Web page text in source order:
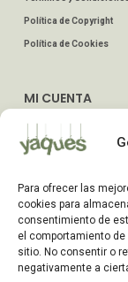
Para ofrecer las
cookies para
consentimiento de
el comportamiento
sitio. No consentir o
negativamente a
Política de Copyright
Política de Cookies
MI CUENTA
Dirección de Envío
Preguntas Frecuentes
ATENCIÓN AL